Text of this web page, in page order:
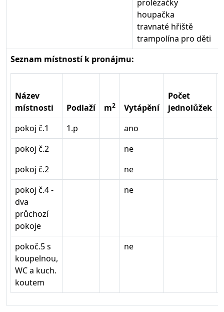
prolézačky
houpačka
travnaté hřiště
trampolína pro děti
Seznam místností k pronájmu:
Název
místnosti
Podlaží m2 Vytápění
Počet
jednolůžek
pokoj č.1
1.p ano
pokoj č.2
ne
pokoj č.2
ne
pokoj č.4 -
dva
průchozí
pokoje
ne
pokoč.5 s
koupelnou,
WC a kuch.
koutem
ne